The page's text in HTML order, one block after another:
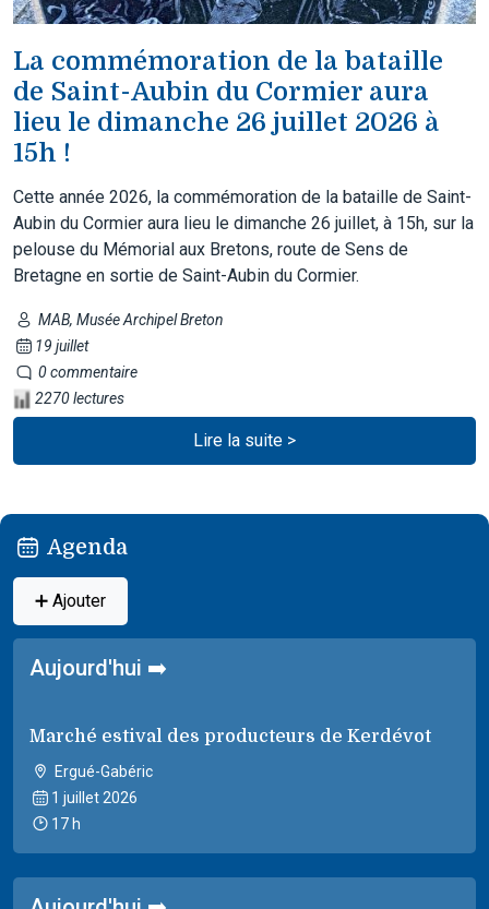
La commémoration de la bataille
de Saint-Aubin du Cormier aura
lieu le dimanche 26 juillet 2026 à
15h !
Cette année 2026, la commémoration de la bataille de Saint-
Aubin du Cormier aura lieu le dimanche 26 juillet, à 15h, sur la
pelouse du Mémorial aux Bretons, route de Sens de
Bretagne en sortie de Saint-Aubin du Cormier.
MAB, Musée Archipel Breton
19 juillet
0 commentaire
2270 lectures
Lire la suite >
Agenda
➕ Ajouter
Aujourd'hui ➡️
Marché estival des producteurs de Kerdévot
Ergué-Gabéric
1 juillet 2026
17 h